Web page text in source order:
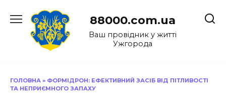
до
88000.com.ua
Ваш провідник у житті
Ужгорода
ГОЛОВНА » ФОРМІДРОН: ЕФЕКТИВНИЙ ЗАСІБ ВІД ПІТЛИВОСТІ
ТА НЕПРИЄМНОГО ЗАПАХУ